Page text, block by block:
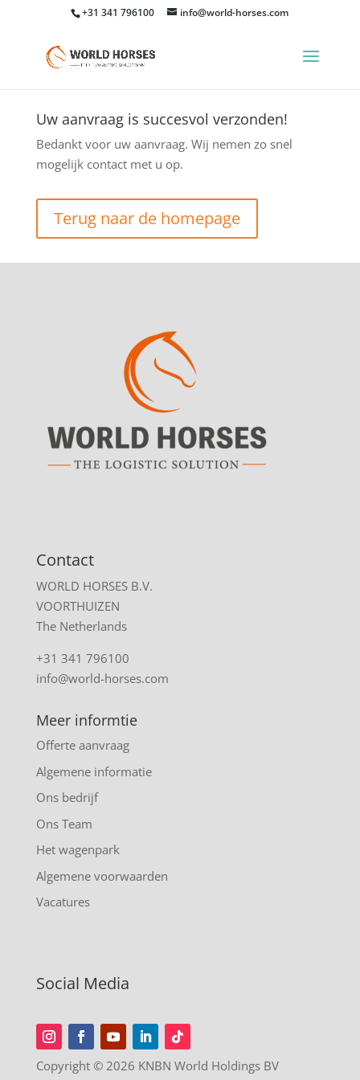
+31 341 796100 info@world-horses.com
Uw aanvraag is succesvol verzonden!
Bedankt voor uw aanvraag. Wij nemen zo snel
mogelijk contact met u op.
Terug naar de homepage
Contact
WORLD HORSES B.V.
VOORTHUIZEN
The Netherlands
+31 341 796100
info@world-horses.com
Meer informtie
Offerte aanvraag
Algemene informatie
Ons bedrijf
Ons Team
Het wagenpark
Algemene voorwaarden
Vacatures
Social Media
Copyright © 2026 KNBN World Holdings BV